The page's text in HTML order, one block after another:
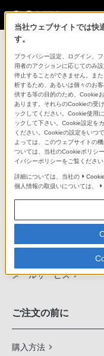
ソニーストア
ご利用ガイドでは、
スに関しまとめてご
ご利用の前に
ソニーストア 店舗の
ソニーショップ（ソニ
ソニーストアの特典・
（長期保証、下取サー
定期クーポンのプレゼ
メールサービス
ご注文の前に
購入方法
当社ウェブサイトでは快
す。
プライバシー設定、ログイン、
用者のアクションに応じてのみ
停止することができません。ま
析するため、あるいは個々のお
供する等の目的のため、Cookie
あります。それらのCookieの受
ックしてください。Cookie使用
ックして下さい。Cookie設定を
ください。Cookieの設定をいつ
よっては、このウェブサイトの
ついては、当社のCookieポリシ
イバシーポリシーをご覧ください
詳細については、当社の
個人情報の取扱いについては、